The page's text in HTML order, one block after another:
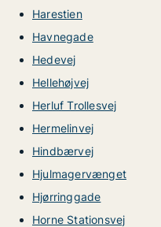
Harestien
Havnegade
Hedevej
Hellehøjvej
Herluf Trollesvej
Hermelinvej
Hindbærvej
Hjulmagervænget
Hjørringgade
Horne Stationsvej